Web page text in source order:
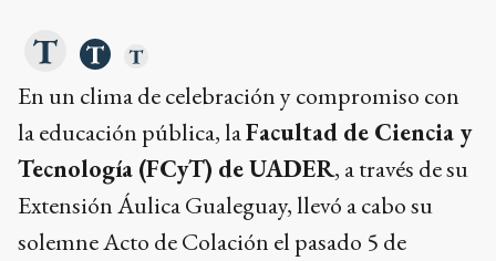
En un clima de celebración y compromiso con
la educación pública, laFacultad de Ciencia y
Tecnología (FCyT) de UADER, a través de su
Extensión Áulica Gualeguay, llevó a cabo su
solemne Acto de Colación el pasado 5 de